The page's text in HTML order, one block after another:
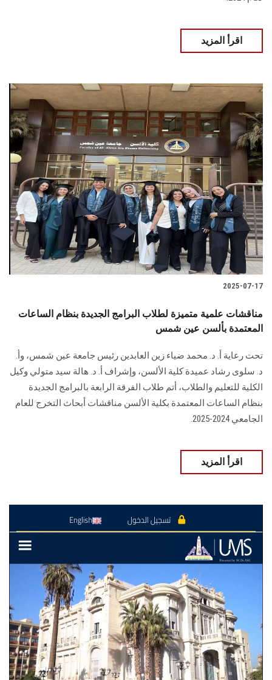
اقرأ المزيد
2025-07-17
مناقشات علمية متميزة لطلاب البرامج الجديدة بنظام الساعات
المعتمدة بألسن عين شمس
تحت رعاية أ. د. محمد ضياء زين العابدين رئيس جامعة عين شمس، وأ.
د. سلوى رشاد عميدة كلية الألسن، وإشراف أ. د. هالة سيد متولي وكيل
الكلية للتعليم والطلاب، أتم طلاب الفرقة الرابعة بالبرامج الجديدة
بنظام الساعات المعتمدة بكلية الألسن مناقشات أبحاث التخرج للعام
الجامعي 2024-2025.
اقرأ المزيد